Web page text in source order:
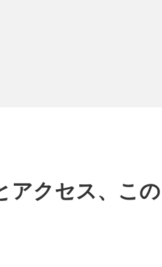
アクセス、この